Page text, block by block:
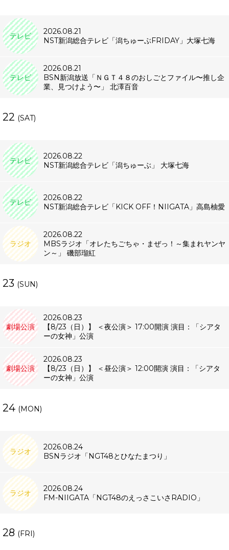
テレビ
2026.08.21
NST新潟総合テレビ「潟ちゅーぶFRIDAY」大塚七海
テレビ
2026.08.21
BSN新潟放送「ＮＧＴ４８のおしごとファイル〜推し企
業、見つけよう〜」 北澤百音
22 (SAT)
テレビ
2026.08.22
NST新潟総合テレビ「潟ちゅーぶ」 大塚七海
テレビ
2026.08.22
NST新潟総合テレビ「KICK OFF！NIIGATA」高島柚愛
ラジオ
2026.08.22
MBSラジオ「オレたちごちゃ・まぜっ！～集まれヤンヤ
ン～」 磯部瑠紅
23 (SUN)
劇場公演
2026.08.23
【8/23（日）】 ＜夜公演＞ 17:00開演 演目：「シアタ
ーの女神」公演
劇場公演
2026.08.23
【8/23（日）】 ＜昼公演＞ 12:00開演 演目：「シアタ
ーの女神」公演
24 (MON)
ラジオ
2026.08.24
BSNラジオ「NGT48とひなたまつり」
ラジオ
2026.08.24
FM-NIIGATA「NGT48のえっさこいさRADIO」
28 (FRI)